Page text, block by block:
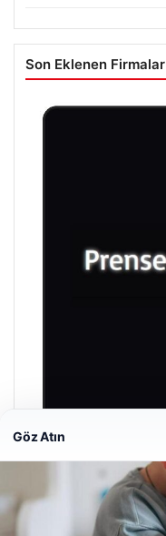
Son Eklenen Firmalar
Prenses Night Club
Nisan 29, 2026
Göz Atın